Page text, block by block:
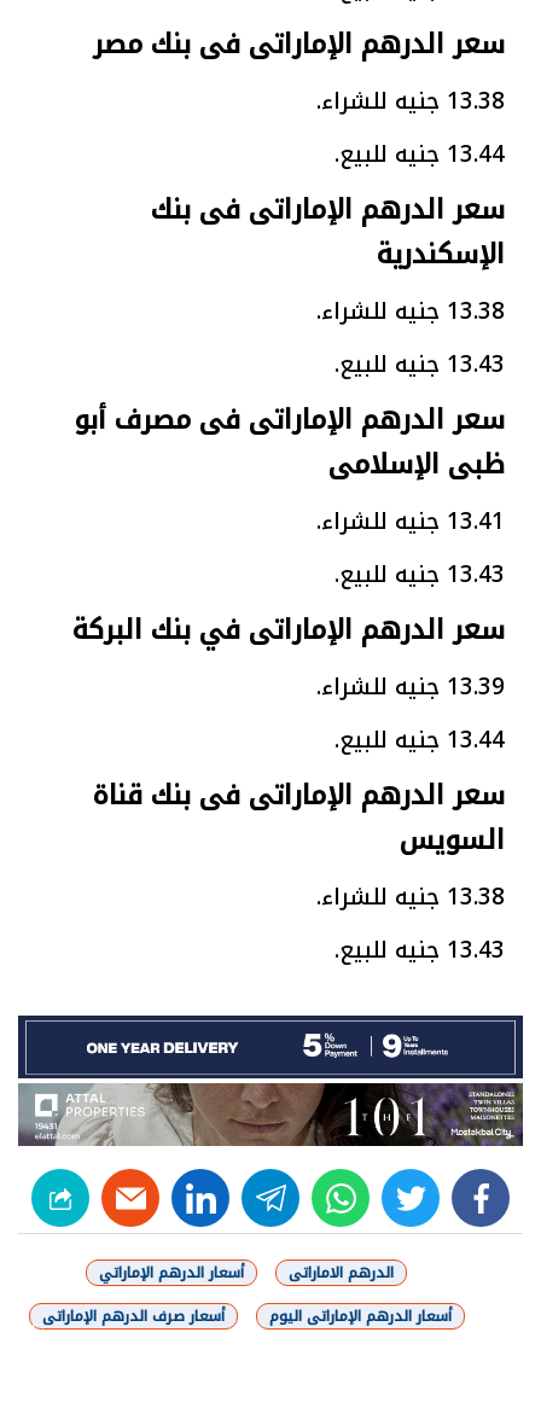
سعر الدرهم الإماراتى فى بنك مصر
13.38 جنيه للشراء.
13.44 جنيه للبيع.
سعر الدرهم الإماراتى فى بنك
الإسكندرية
13.38 جنيه للشراء.
13.43 جنيه للبيع.
سعر الدرهم الإماراتى فى مصرف أبو
ظبى الإسلامى
13.41 جنيه للشراء.
13.43 جنيه للبيع.
سعر الدرهم الإماراتى في بنك البركة
13.39 جنيه للشراء.
13.44 جنيه للبيع.
سعر الدرهم الإماراتى فى بنك قناة
السويس
13.38 جنيه للشراء.
13.43 جنيه للبيع.
facebook
twitter
whats
telegram
linkedin
شارك
الدرهم الاماراتى
أسعار الدرهم الإماراتي
أسعار الدرهم الإماراتى اليوم
أسعار صرف الدرهم الإماراتى